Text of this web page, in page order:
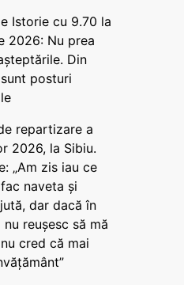
Istorie cu 9.70 la
2026: Nu prea
Din
posturi
repartizare a
2026, la Sibiu.
„Am zis iau ce
naveta și
dar dacă în
reușesc să mă
cred că mai